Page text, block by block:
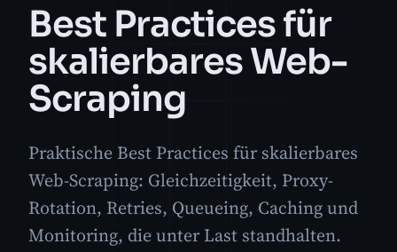
Best Practices für
skalierbares Web-
Scraping
Praktische Best Practices für skalierbares
Web-Scraping: Gleichzeitigkeit, Proxy-
Rotation, Retries, Queueing, Caching und
Monitoring, die unter Last standhalten.